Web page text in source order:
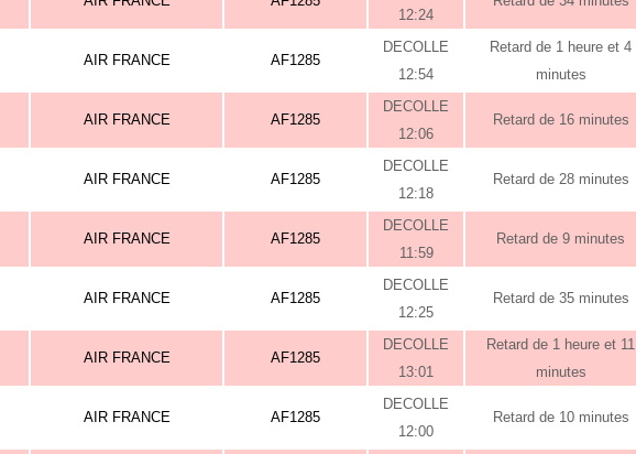
12:24
AIR FRANCE AF1285
DECOLLE
12:54
Retard de 1 heure et 4
minutes
AIR FRANCE AF1285
DECOLLE
12:06
Retard de 16 minutes
AIR FRANCE AF1285
DECOLLE
12:18
Retard de 28 minutes
AIR FRANCE AF1285
DECOLLE
11:59
Retard de 9 minutes
AIR FRANCE AF1285
DECOLLE
12:25
Retard de 35 minutes
AIR FRANCE AF1285
DECOLLE
13:01
Retard de 1 heure et 11
minutes
AIR FRANCE AF1285
DECOLLE
12:00
Retard de 10 minutes